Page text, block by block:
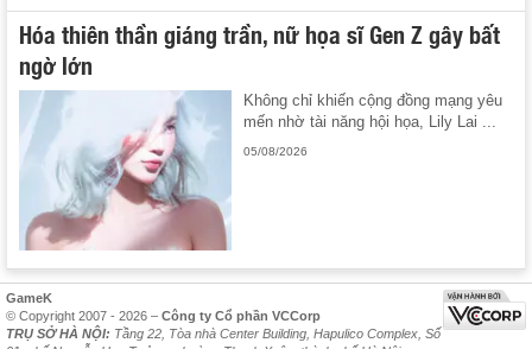
Hóa thiên thần giáng trần, nữ họa sĩ Gen Z gây bất
ngờ lớn
Không chỉ khiến cộng đồng mạng yêu
mến nhờ tài năng hội họa, Lily Lai ...
05/08/2026
GameK
© Copyright 2007 - 2026 – Công ty Cổ phần VCCorp
TRỤ SỞ HÀ NỘI: Tầng 22, Tòa nhà Center Building, Hapulico Complex, Số